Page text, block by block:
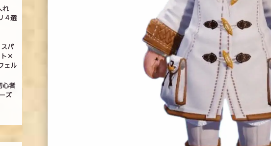
れ
４選
パ
ト×
ェル
心者
ズ